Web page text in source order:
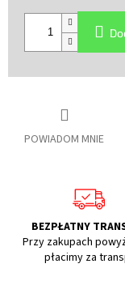
POWIADOM MNIE
jednostkowa:
BEZPŁATNY
Przy zakupach
płacimy za